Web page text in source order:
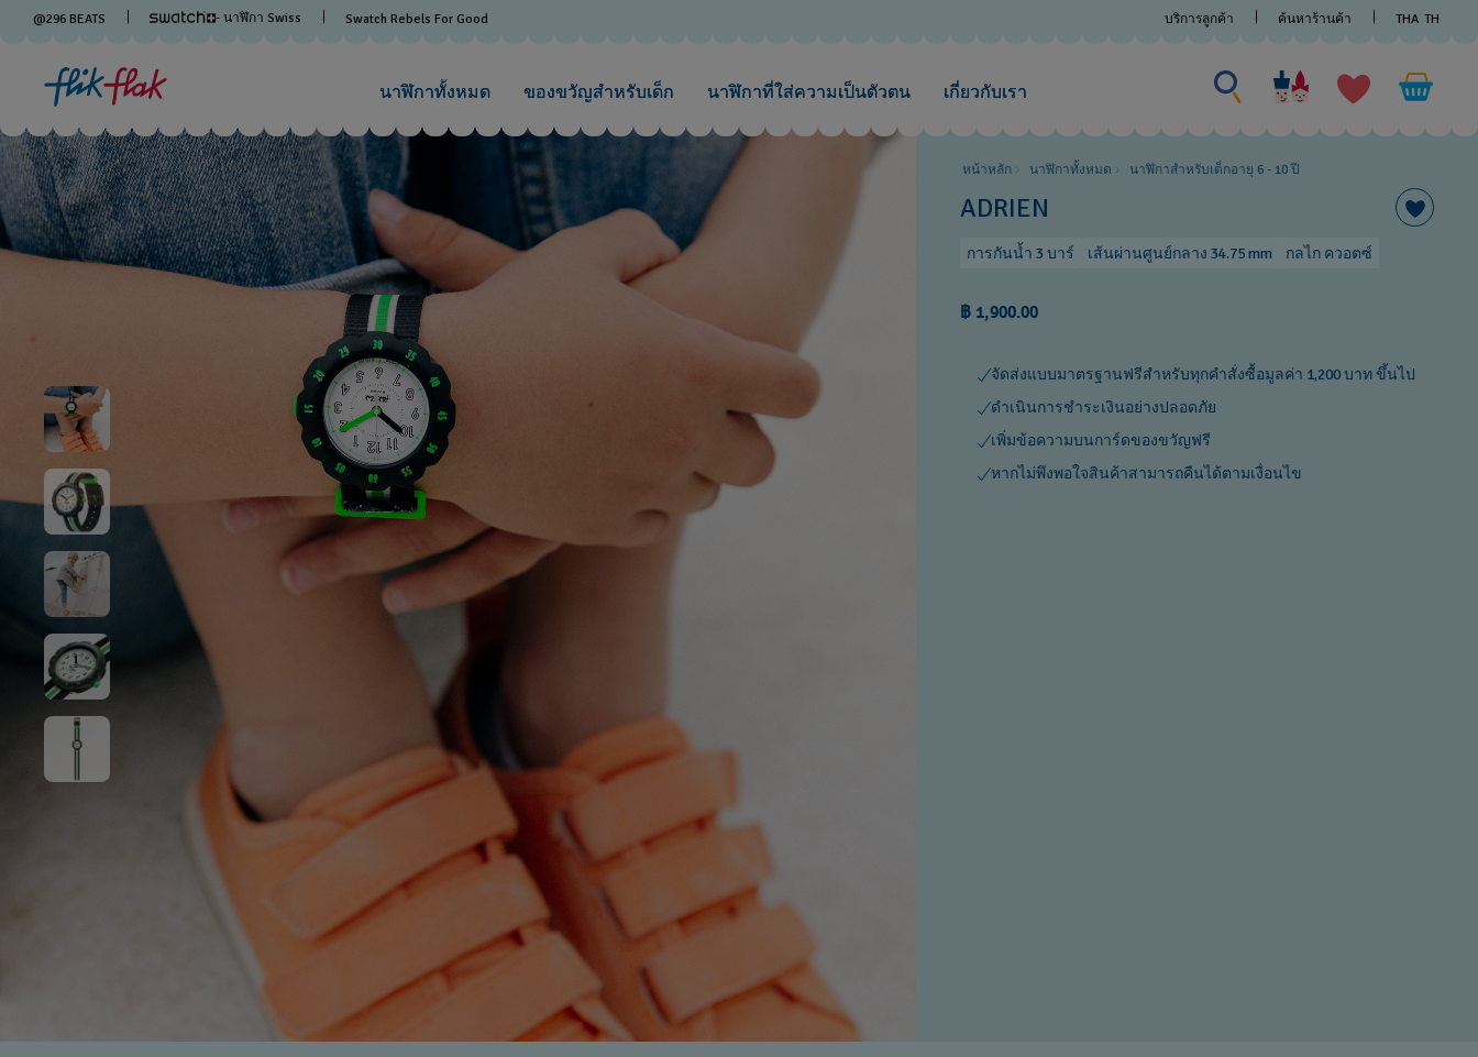
@296 BEATS - นาฬิกา Swiss Swatch Rebels For Good บริการลูกค้า ค้นหาร้านค้า THA TH
นาฬิกาทั้งหมด ของขวัญสำหรับเด็ก นาฬิกาที่ใส่ความเป็นตัวตน เกี่ยวกับเรา
ค้นหา
บาง
สิ่ง
หน้าหลัก นาฬิกาทั้งหมด นาฬิกาสำหรับเด็กอายุ 6 - 10 ปี​
ADRIEN
การกันน้ำ 3 บาร์ เส้นผ่านศูนย์กลาง 34.75 mm กลไก ควอตซ์
฿ 1,900.00
จัดส่งแบบมาตรฐานฟรีสำหรับทุกคำสั่งซื้อมูลค่า 1,200 บาท ขึ้นไป
ดำเนินการชำระเงินอย่างปลอดภัย
เพิ่มข้อความบนการ์ดของขวัญฟรี
หากไม่พึงพอใจสินค้าสามารถคืนได้ตามเงื่อนไข